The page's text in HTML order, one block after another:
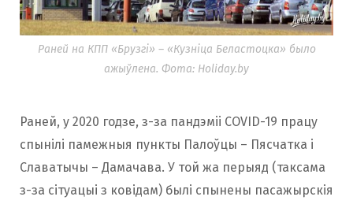
Раней на КПП «Брузгі» – «Кузніца Беластоцка» было
ажыўлена. Фота: Holiday.by
Раней, у 2020 годзе, з-за пандэміі COVID-19 працу
спынілі памежныя пункты Палоўцы – Пясчатка і
Славатычы – Дамачава. У той жа перыяд (таксама
з-за сітуацыі з ковідам) былі спынены пасажырскія